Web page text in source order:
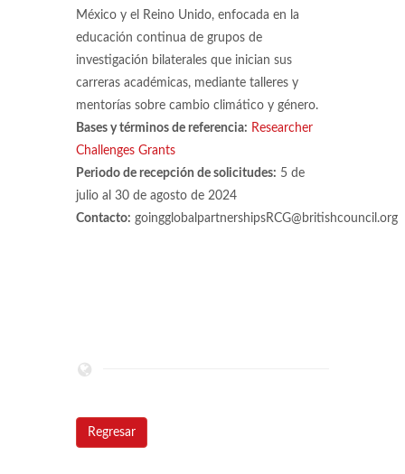
México y el Reino Unido, enfocada en la
educación continua de grupos de
investigación bilaterales que inician sus
carreras académicas, mediante talleres y
mentorías sobre cambio climático y género.
Bases y términos de referencia: Researcher
Challenges Grants
Periodo de recepción de solicitudes: 5 de
julio al 30 de agosto de 2024
Contacto: goingglobalpartnershipsRCG@britishcouncil.org
Regresar